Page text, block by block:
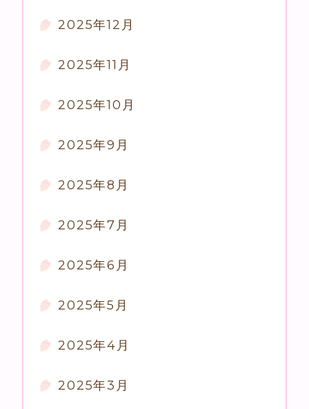
2025年12月
2025年11月
2025年10月
2025年9月
2025年8月
2025年7月
2025年6月
2025年5月
2025年4月
2025年3月